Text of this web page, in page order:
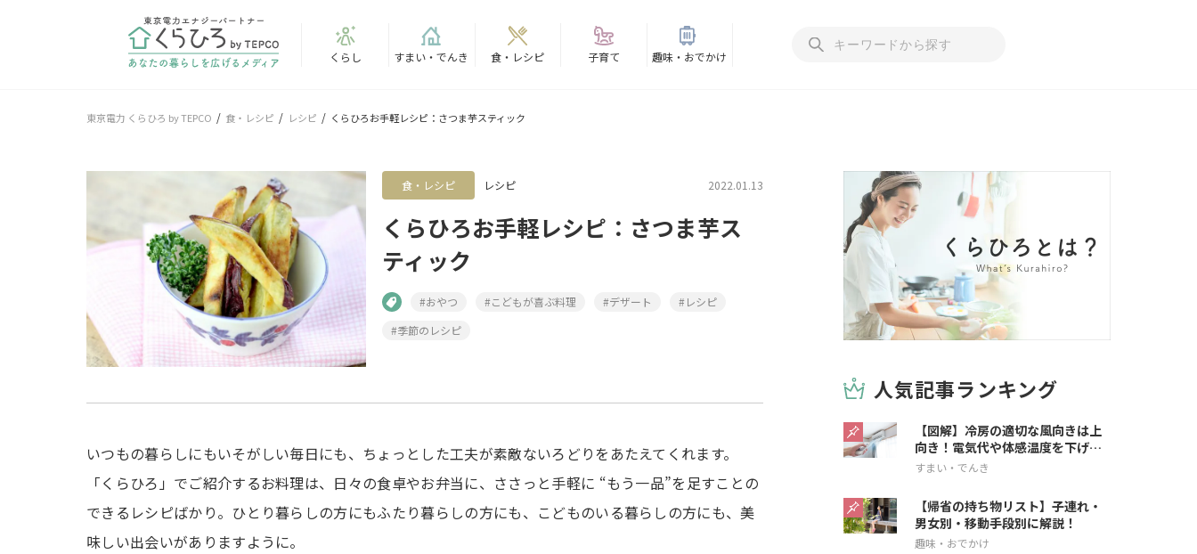
くらし すまい・でんき 食・レシピ 子育て 趣味・おでかけ
東京電力 くらひろ by TEPCO 食・レシピ レシピ くらひろお手軽レシピ：さつま芋スティック
2022.01.13
食・レシピ レシピ
くらひろお手軽レシピ：さつま芋ス
ティック
#おやつ #こどもが喜ぶ料理 #デザート
#レシピ
#季節のレシピ
いつもの暮らしにもいそがしい毎日にも、ちょっとした工夫が素敵ないろどりをあたえてくれます。
「くらひろ」でご紹介するお料理は、日々の食卓やお弁当に、ささっと手軽に “もう一品”を足すことの
できるレシピばかり。ひとり暮らしの方にもふたり暮らしの方にも、こどものいる暮らしの方にも、美
味しい出会いがありますように。
人気記事ランキング
【図解】冷房の適切な風向きは上
向き！電気代や体感温度を下げる
方法を解説
すまい・でんき
【帰省の持ち物リスト】子連れ・
男女別・移動手段別に解説！
趣味・おでかけ